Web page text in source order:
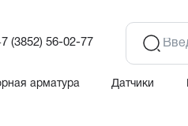
(3852) 56-02-77
арматура Датчики